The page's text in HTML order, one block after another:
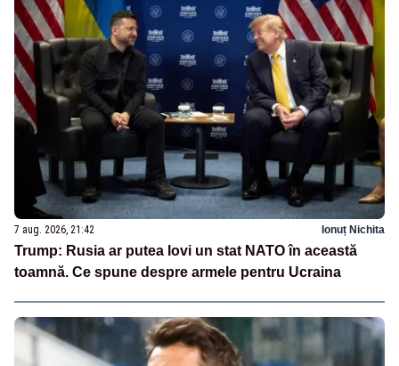
7 aug. 2026, 21:42 Ionuț Nichita
Trump: Rusia ar putea lovi un stat NATO în această
toamnă. Ce spune despre armele pentru Ucraina